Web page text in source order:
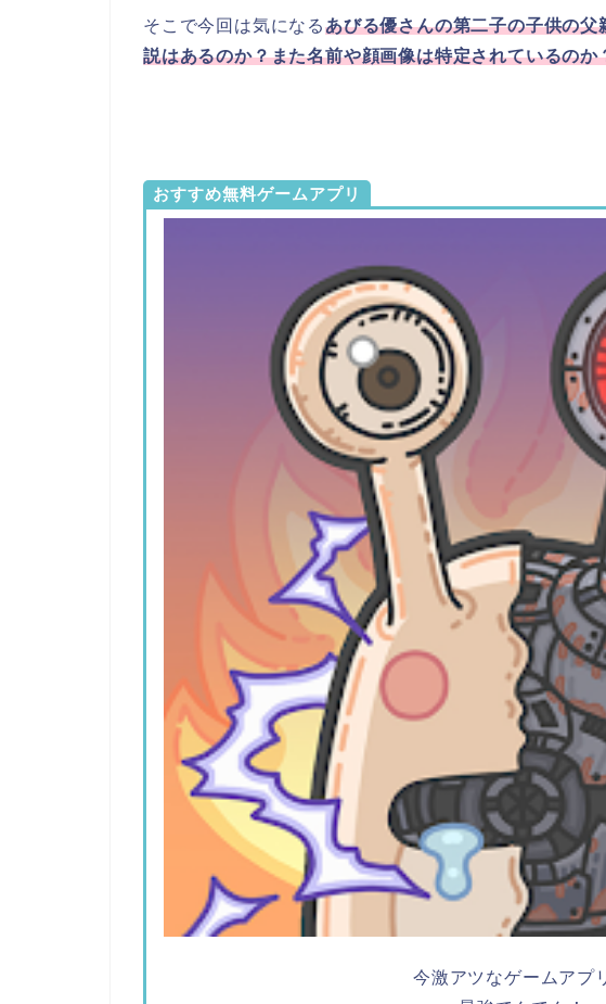
そこで今回は気になるあびる優さんの第二子の子供の
説はあるのか？また名前や顔画像は特定されているの
おすすめ無料ゲームアプリ
今激アツなゲームアプ